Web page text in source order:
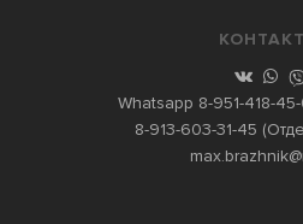
Whatsapp 8-951-418-
8-913-603-31-45